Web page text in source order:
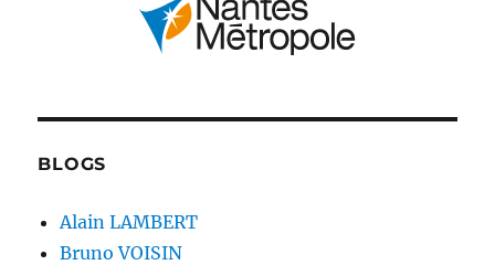
BLOGS
Alain LAMBERT
Bruno VOISIN